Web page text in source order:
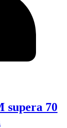
supera 70